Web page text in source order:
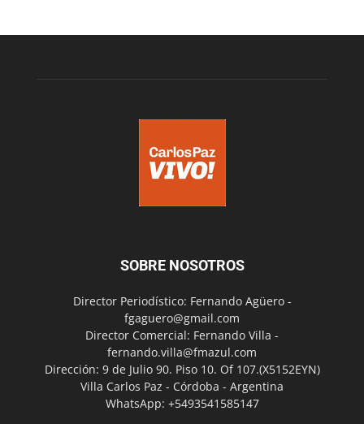
SOBRE NOSOTROS
Director Periodístico: Fernando Agüero -
fgaguero@gmail.com
Director Comercial: Fernando Villa -
fernando.villa@fmazul.com
Dirección: 9 de Julio 90. Piso 10. Of 107.(X5152EYN)
Villa Carlos Paz - Córdoba - Argentina
WhatsApp: +5493541585147